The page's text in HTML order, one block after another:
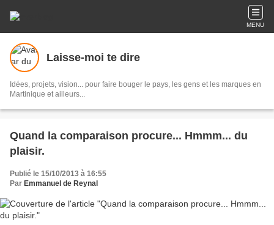
MENU
Laisse-moi te dire
Idées, projets, vision... pour faire bouger le pays, les gens et les marques en
Martinique et ailleurs...
Quand la comparaison procure... Hmmm... du
plaisir.
Publié le 15/10/2013 à 16:55
Par Emmanuel de Reynal